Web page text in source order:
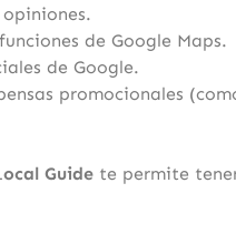
de Google Maps.
de Google.
promocionales
ocal Guide te permite